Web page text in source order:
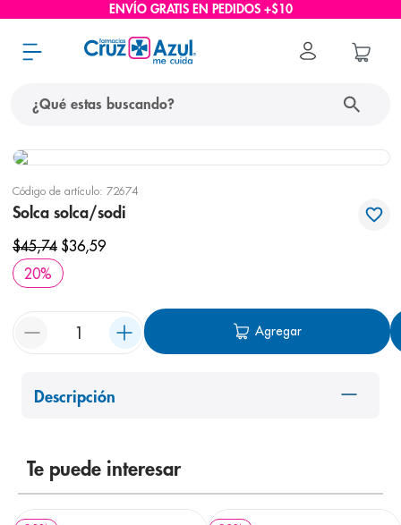
ENVÍO GRATIS EN PEDIDOS +$10
Código de artículo: 72674
Solca solca/sodi
$45,74 $36,59
20%
Agregar
Descripción
Te puede interesar
términos más buscados
protector solar
3. eucerin
nivea
6. shampoo
7 bioderma
10